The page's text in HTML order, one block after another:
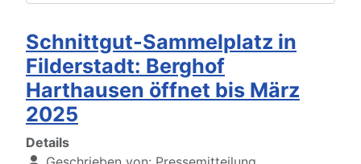
Schnittgut-Sammelplatz in
Filderstadt: Berghof
Harthausen öffnet bis März
2025
Details